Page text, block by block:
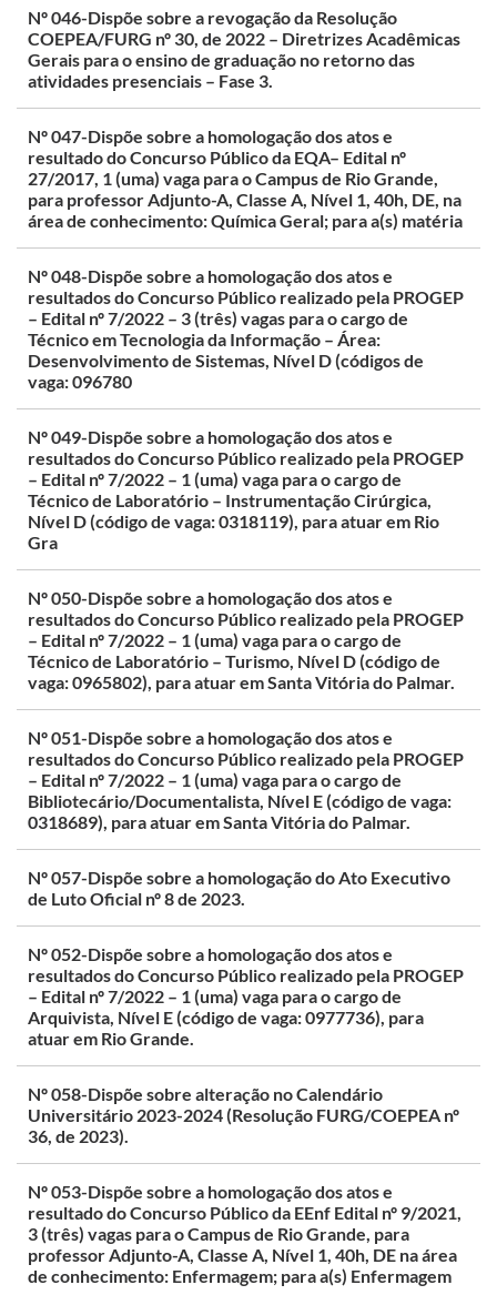
Nº 046-Dispõe sobre a revogação da Resolução
COEPEA/FURG nº 30, de 2022 – Diretrizes Acadêmicas
Gerais para o ensino de graduação no retorno das
atividades presenciais – Fase 3.
Nº 047-Dispõe sobre a homologação dos atos e
resultado do Concurso Público da EQA– Edital nº
27/2017, 1 (uma) vaga para o Campus de Rio Grande,
para professor Adjunto-A, Classe A, Nível 1, 40h, DE, na
área de conhecimento: Química Geral; para a(s) matéria
Nº 048-Dispõe sobre a homologação dos atos e
resultados do Concurso Público realizado pela PROGEP
– Edital nº 7/2022 – 3 (três) vagas para o cargo de
Técnico em Tecnologia da Informação – Área:
Desenvolvimento de Sistemas, Nível D (códigos de
vaga: 096780
Nº 049-Dispõe sobre a homologação dos atos e
resultados do Concurso Público realizado pela PROGEP
– Edital nº 7/2022 – 1 (uma) vaga para o cargo de
Técnico de Laboratório – Instrumentação Cirúrgica,
Nível D (código de vaga: 0318119), para atuar em Rio
Gra
Nº 050-Dispõe sobre a homologação dos atos e
resultados do Concurso Público realizado pela PROGEP
– Edital nº 7/2022 – 1 (uma) vaga para o cargo de
Técnico de Laboratório – Turismo, Nível D (código de
vaga: 0965802), para atuar em Santa Vitória do Palmar.
Nº 051-Dispõe sobre a homologação dos atos e
resultados do Concurso Público realizado pela PROGEP
– Edital nº 7/2022 – 1 (uma) vaga para o cargo de
Bibliotecário/Documentalista, Nível E (código de vaga:
0318689), para atuar em Santa Vitória do Palmar.
Nº 057-Dispõe sobre a homologação do Ato Executivo
de Luto Oficial nº 8 de 2023.
Nº 052-Dispõe sobre a homologação dos atos e
resultados do Concurso Público realizado pela PROGEP
– Edital nº 7/2022 – 1 (uma) vaga para o cargo de
Arquivista, Nível E (código de vaga: 0977736), para
atuar em Rio Grande.
Nº 058-Dispõe sobre alteração no Calendário
Universitário 2023-2024 (Resolução FURG/COEPEA nº
36, de 2023).
Nº 053-Dispõe sobre a homologação dos atos e
resultado do Concurso Público da EEnf Edital nº 9/2021,
3 (três) vagas para o Campus de Rio Grande, para
professor Adjunto-A, Classe A, Nível 1, 40h, DE na área
de conhecimento: Enfermagem; para a(s) Enfermagem